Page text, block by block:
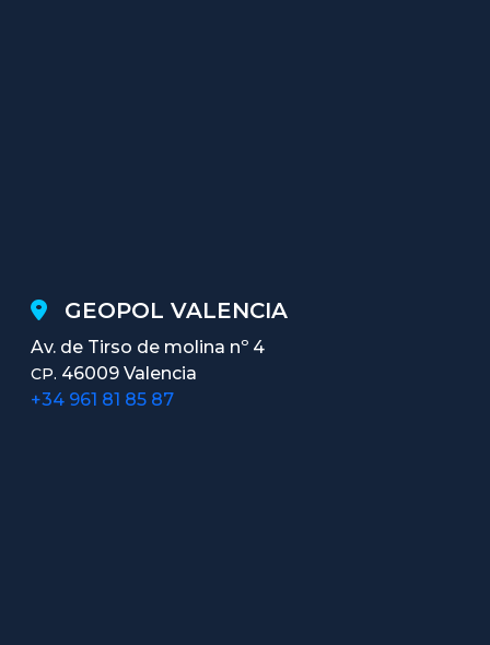
GEOPOL VALENCIA
Av. de Tirso de molina nº 4
CP. 46009 Valencia
+34 961 81 85 87